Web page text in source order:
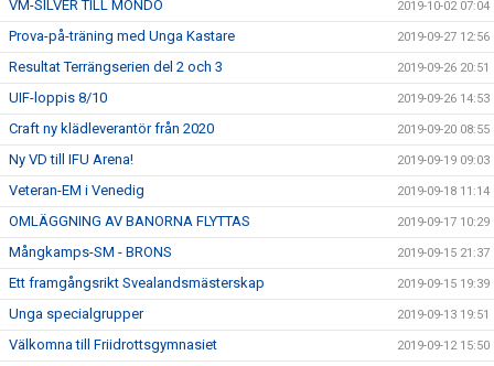
VM-SILVER TILL MONDO 2019-10-02 07:04
Prova-på-träning med Unga Kastare 2019-09-27 12:56
Resultat Terrängserien del 2 och 3 2019-09-26 20:51
UIF-loppis 8/10 2019-09-26 14:53
Craft ny klädleverantör från 2020 2019-09-20 08:55
Ny VD till IFU Arena! 2019-09-19 09:03
Veteran-EM i Venedig 2019-09-18 11:14
OMLÄGGNING AV BANORNA FLYTTAS 2019-09-17 10:29
Mångkamps-SM - BRONS 2019-09-15 21:37
Ett framgångsrikt Svealandsmästerskap 2019-09-15 19:39
Unga specialgrupper 2019-09-13 19:51
Välkomna till Friidrottsgymnasiet 2019-09-12 15:50